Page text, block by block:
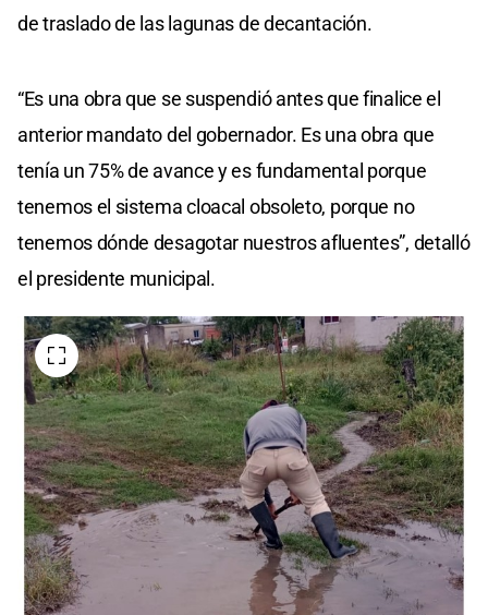
de traslado de las lagunas de decantación.
“Es una obra que se suspendió antes que finalice el
anterior mandato del gobernador. Es una obra que
tenía un 75% de avance y es fundamental porque
tenemos el sistema cloacal obsoleto, porque no
tenemos dónde desagotar nuestros afluentes”, detalló
el presidente municipal.